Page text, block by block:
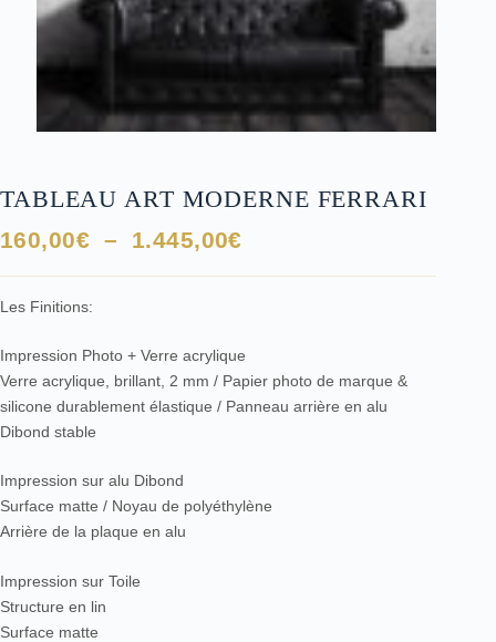
TABLEAU ART MODERNE FERRARI
160,00€ – 1.445,00€Plage
1.445,00€
Les Finitions:
Impression Photo + Verre acrylique
Verre acrylique, brillant, 2 mm / Papier photo de marque &
silicone durablement élastique / Panneau arrière en alu
Dibond stable
Impression sur alu Dibond
Surface matte / Noyau de polyéthylène
Arrière de la plaque en alu
Impression sur Toile
Structure en lin
Surface matte